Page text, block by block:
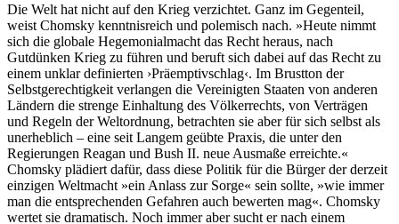
Die Welt hat nicht auf den Krieg verzichtet. Ganz im Gegenteil,
weist Chomsky kenntnisreich und polemisch nach. »Heute nimmt
sich die globale Hegemonialmacht das Recht heraus, nach
Gutdünken Krieg zu führen und beruft sich dabei auf das Recht zu
einem unklar definierten ›Präemptivschlag‹. Im Brustton der
Selbstgerechtigkeit verlangen die Vereinigten Staaten von anderen
Ländern die strenge Einhaltung des Völkerrechts, von Verträgen
und Regeln der Weltordnung, betrachten sie aber für sich selbst als
unerheblich – eine seit Langem geübte Praxis, die unter den
Regierungen Reagan und Bush II. neue Ausmaße erreichte.«
Chomsky plädiert dafür, dass diese Politik für die Bürger der derzeit
einzigen Weltmacht »ein Anlass zur Sorge« sein sollte, »wie immer
man die entsprechenden Gefahren auch bewerten mag«. Chomsky
wertet sie dramatisch. Noch immer aber sucht er nach einem